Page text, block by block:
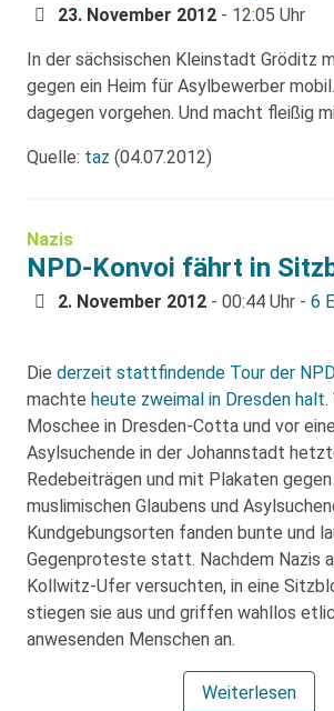
23. November 2012 - 12:05 Uhr
In der sächsischen Kleinstadt Gröditz
gegen ein Heim für Asylbewerber
dagegen vorgehen. Und macht fleißig
Quelle: taz (04.07.2012)
Nazis
NPD-Konvoi fährt in
2. November 2012 - 00:44 Uhr - 6
Die derzeit stattfindende Tour der
machte heute zweimal in Dresden halt
Moschee in Dresden-Cotta und vor
Asylsuchende in der Johannstadt
Redebeiträgen und mit Plakaten
muslimischen Glaubens und
Kundgebungsorten fanden bunte und
Gegenproteste statt. Nachdem Nazis
Kollwitz-Ufer versuchten, in eine
stiegen sie aus und griffen wahllos
anwesenden Menschen an.
Weiterlesen